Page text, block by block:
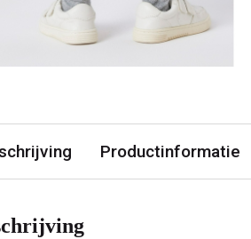
Productinformatie